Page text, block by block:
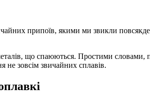
припоїв, якими ми звикли
що спаюються. Простими
не зовсім звичайних сплавів.